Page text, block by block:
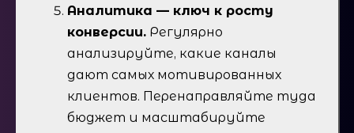
Аналитика — ключ к росту
конверсии. Регулярно
анализируйте, какие каналы
дают самых мотивированных
клиентов. Перенаправляйте туда
бюджет и масштабируйте